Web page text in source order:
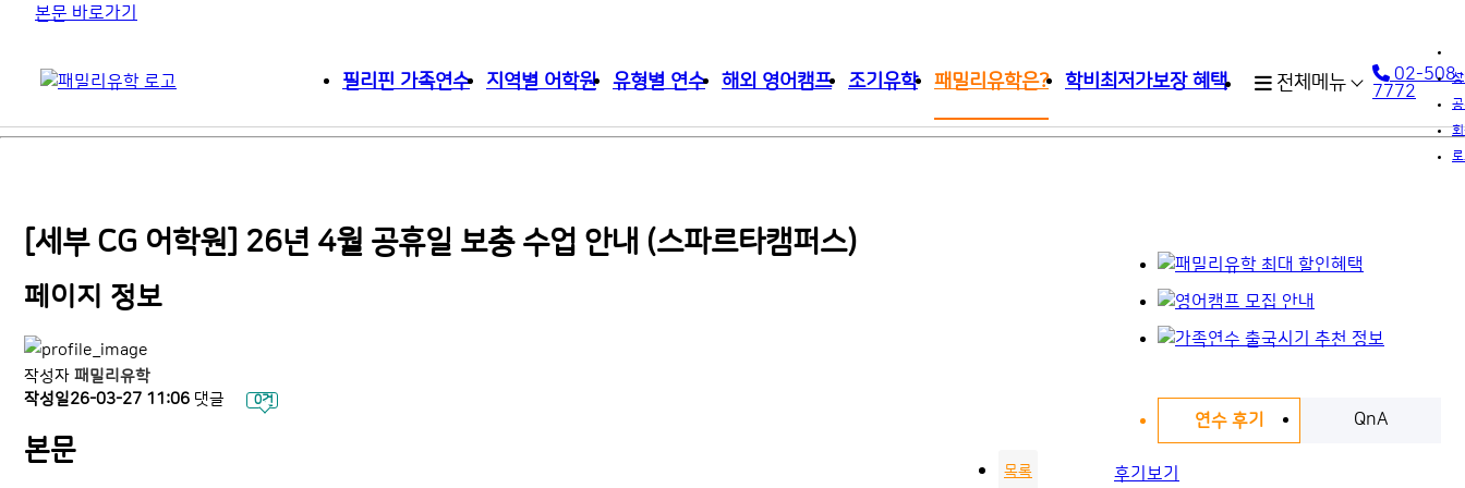
본문 바로가기
필리핀 가족연수 지역별 어학원 유형별 연수 해외 영어캠프 조기유학 패밀리유학은? 학비최저가보장 혜택 전체메뉴
02-508-
7772
[세부 CG 어학원] 26년 4월 공휴일 보충 수업 안내 (스파르타캠퍼스)
페이지 정보
작성자 패밀리유학
작성일26-03-27 11:06 댓글 0건
목록
본문
연수 후기 QnA
후기보기